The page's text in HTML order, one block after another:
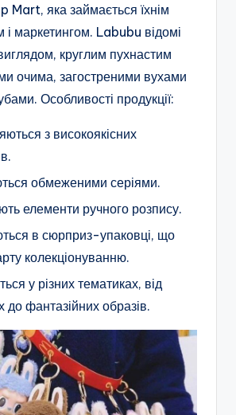
Mart, яка займається їхнім
маркетингом. Labubu відомі
круглим пухнастим
очима, загостреними вухами
Особливості продукції:
з високоякісних
обмеженими серіями.
елементи ручного розпису.
в сюрприз-упаковці, що
колекціонуванню.
у різних тематиках, від
до фантазійних образів.